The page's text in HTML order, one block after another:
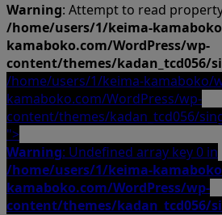
Warning: Attempt to read
/home/users/1/keima-
kamaboko.com/WordPress/wp-
content/themes/kadan_tcd056/
/home/users/1/keima-kamaboko/
kamaboko.com/WordPress/wp-
content/themes/kadan_tcd056/
">
Warning: Undefined array key 0 in
/home/users/1/keima-
kamaboko.com/WordPress/wp-
content/themes/kadan_tcd056/